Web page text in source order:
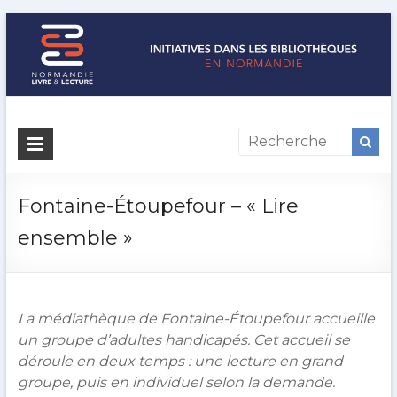
Initiatives
les
bibliothèques
Livre
Fontaine-Étoupefour – « Lire
ensemble »
La médiathèque de Fontaine-Étoupefour accueille
un groupe d’adultes handicapés. Cet accueil se
déroule en deux temps : une lecture en grand
groupe, puis en individuel selon la demande.